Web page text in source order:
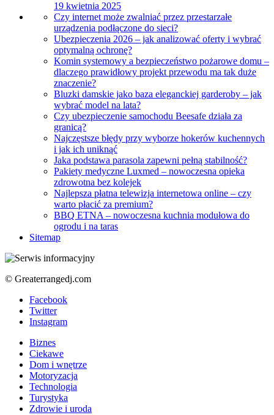
19 kwietnia 2025
Czy internet może zwalniać przez przestarzałe
urządzenia podłączone do sieci?
Ubezpieczenia 2026 – jak analizować oferty i wybrać
optymalną ochronę?
Komin systemowy a bezpieczeństwo pożarowe domu –
dlaczego prawidłowy projekt przewodu ma tak duże
znaczenie?
Bluzki damskie jako baza eleganckiej garderoby – jak
wybrać model na lata?
Czy ubezpieczenie samochodu Beesafe działa za
granicą?
Najczęstsze błędy przy wyborze hokerów kuchennych
i jak ich uniknąć
Jaka podstawa parasola zapewni pełną stabilność?
Pakiety medyczne Luxmed – nowoczesna opieka
zdrowotna bez kolejek
Najlepsza płatna telewizja internetowa online – czy
warto płacić za premium?
BBQ ETNA – nowoczesna kuchnia modułowa do
ogrodu i na taras
Sitemap
© Greaterrangedj.com
Facebook
Twitter
Instagram
Biznes
Ciekawe
Dom i wnętrze
Motoryzacja
Technologia
Turystyka
Zdrowie i uroda